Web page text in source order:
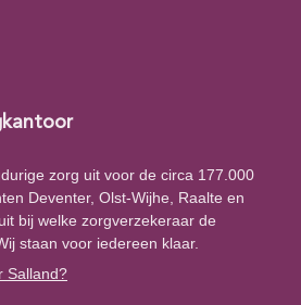
zorg uit voor de circa 177.000
Deventer, Olst-Wijhe, Raalte en
bij welke zorgverzekeraar de
staan voor iedereen klaar.
Salland?